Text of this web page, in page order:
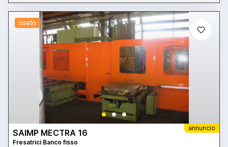
usato
annuncio
SAIMP MECTRA 16
Fresatrici Banco fisso